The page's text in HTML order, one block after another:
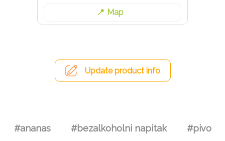
Map
Update product info
#ananas #bezalkoholni napitak #pivo